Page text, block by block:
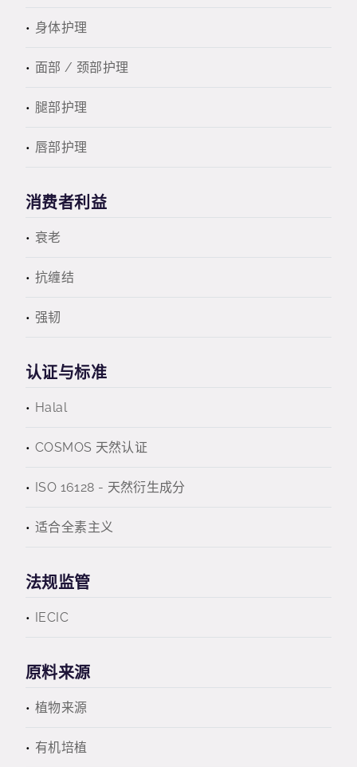
身体护理
面部 / 颈部护理
腿部护理
唇部护理
消费者利益
衰老
抗缠结
强韧
认证与标准
Halal
COSMOS 天然认证
ISO 16128 - 天然衍生成分
适合全素主义
法规监管
IECIC
原料来源
植物来源
有机培植